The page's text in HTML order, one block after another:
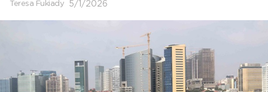
Teresa Fukiady 5/1/2026